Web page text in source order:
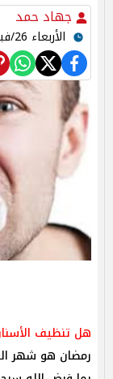
جهاد حمد
الأربعاء 26/فبراير/2025 - 06:40 ص
هل تنظيف
رمضان هو شهر